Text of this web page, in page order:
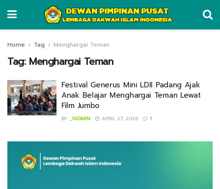
Home Tag Menghargai Teman
Tag: Menghargai Teman
Festival Generus Mini LDII Padang Ajak
Anak Belajar Menghargai Teman Lewat
Film Jumbo
BY _1ADMIN APRIL 27, 2026 1